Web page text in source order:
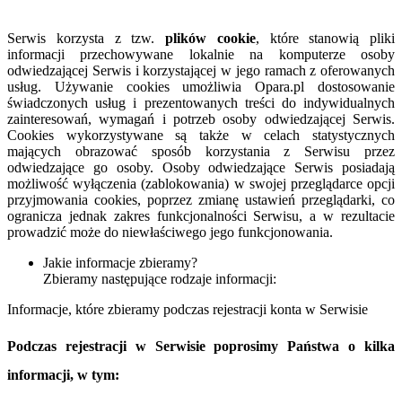
Serwis korzysta z tzw. plików cookie, które stanowią pliki
informacji przechowywane lokalnie na komputerze osoby
odwiedzającej Serwis i korzystającej w jego ramach z oferowanych
usług. Używanie cookies umożliwia Opara.pl dostosowanie
świadczonych usług i prezentowanych treści do indywidualnych
zainteresowań, wymagań i potrzeb osoby odwiedzającej Serwis.
Cookies wykorzystywane są także w celach statystycznych
mających obrazować sposób korzystania z Serwisu przez
odwiedzające go osoby. Osoby odwiedzające Serwis posiadają
możliwość wyłączenia (zablokowania) w swojej przeglądarce opcji
przyjmowania cookies, poprzez zmianę ustawień przeglądarki, co
ogranicza jednak zakres funkcjonalności Serwisu, a w rezultacie
prowadzić może do niewłaściwego jego funkcjonowania.
Jakie informacje zbieramy?
Zbieramy następujące rodzaje informacji:
Informacje, które zbieramy podczas rejestracji konta w Serwisie
Podczas rejestracji w Serwisie poprosimy Państwa o kilka
informacji, w tym: